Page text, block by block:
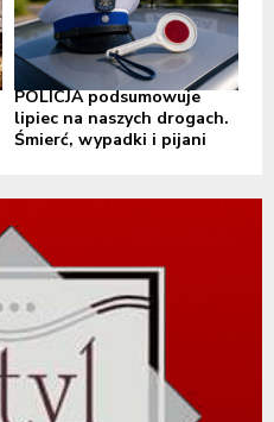
POLICJA podsumowuje
lipiec na naszych drogach.
Śmierć, wypadki i pijani